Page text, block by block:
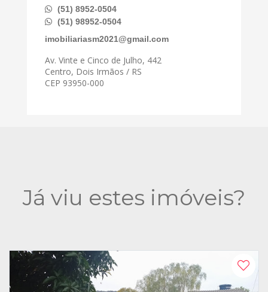
(51) 8952-0504
(51) 98952-0504
imobiliariasm2021@gmail.com
Av. Vinte e Cinco de Julho, 442
Centro, Dois Irmãos / RS
CEP 93950-000
Já viu estes imóveis?